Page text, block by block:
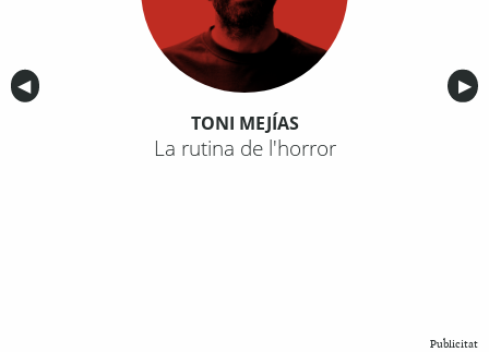
Anterior
◀︎ ▶︎
TONI MEJÍAS
La rutina de l'horror
Publicitat